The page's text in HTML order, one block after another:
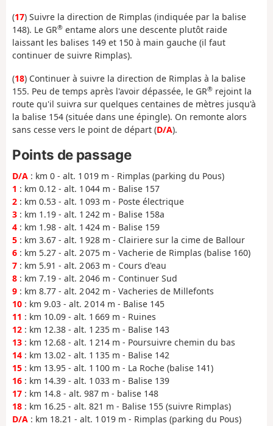
(17) Suivre la direction de Rimplas (indiquée par la balise
148). Le GR® entame alors une descente plutôt raide
laissant les balises 149 et 150 à main gauche (il faut
continuer de suivre Rimplas).
(18) Continuer à suivre la direction de Rimplas à la balise
155. Peu de temps après l'avoir dépassée, le GR® rejoint la
route qu'il suivra sur quelques centaines de mètres jusqu'à
la balise 154 (située dans une épingle). On remonte alors
sans cesse vers le point de départ (D/A).
Points de passage
D/A : km 0 - alt. 1 019 m - Rimplas (parking du Pous)
1 : km 0.12 - alt. 1 044 m - Balise 157
2 : km 0.53 - alt. 1 093 m - Poste électrique
3 : km 1.19 - alt. 1 242 m - Balise 158a
4 : km 1.98 - alt. 1 424 m - Balise 159
5 : km 3.67 - alt. 1 928 m - Clairiere sur la cime de Ballour
6 : km 5.27 - alt. 2 075 m - Vacherie de Rimplas (balise 160)
7 : km 5.91 - alt. 2 063 m - Cours d'eau
8 : km 7.19 - alt. 2 046 m - Continuer Sud
9 : km 8.77 - alt. 2 042 m - Vacheries de Millefonts
10 : km 9.03 - alt. 2 014 m - Balise 145
11 : km 10.09 - alt. 1 669 m - Ruines
12 : km 12.38 - alt. 1 235 m - Balise 143
13 : km 12.68 - alt. 1 214 m - Poursuivre chemin du bas
14 : km 13.02 - alt. 1 135 m - Balise 142
15 : km 13.95 - alt. 1 100 m - La Roche (balise 141)
16 : km 14.39 - alt. 1 033 m - Balise 139
17 : km 14.8 - alt. 987 m - balise 148
18 : km 16.25 - alt. 821 m - Balise 155 (suivre Rimplas)
D/A : km 18.21 - alt. 1 019 m - Rimplas (parking du Pous)